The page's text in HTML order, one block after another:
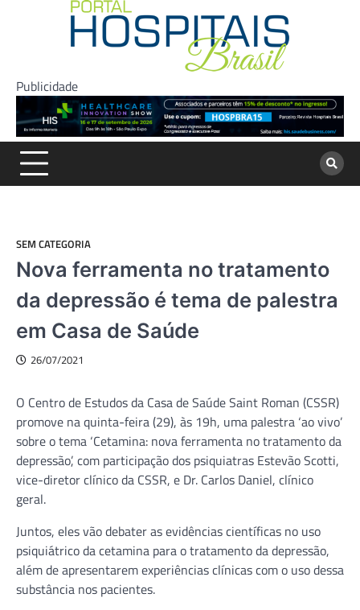
Publicidade
SEM CATEGORIA
Nova ferramenta no tratamento
da depressão é tema de palestra
em Casa de Saúde
26/07/2021
O Centro de Estudos da Casa de Saúde Saint Roman (CSSR)
promove na quinta-feira (29), às 19h, uma palestra ‘ao vivo’
sobre o tema ‘Cetamina: nova ferramenta no tratamento da
depressão’, com participação dos psiquiatras Estevão Scotti,
vice-diretor clínico da CSSR, e Dr. Carlos Daniel, clínico
geral.
Juntos, eles vão debater as evidências científicas no uso
psiquiátrico da cetamina para o tratamento da depressão,
além de apresentarem experiências clínicas com o uso dessa
substância nos pacientes.